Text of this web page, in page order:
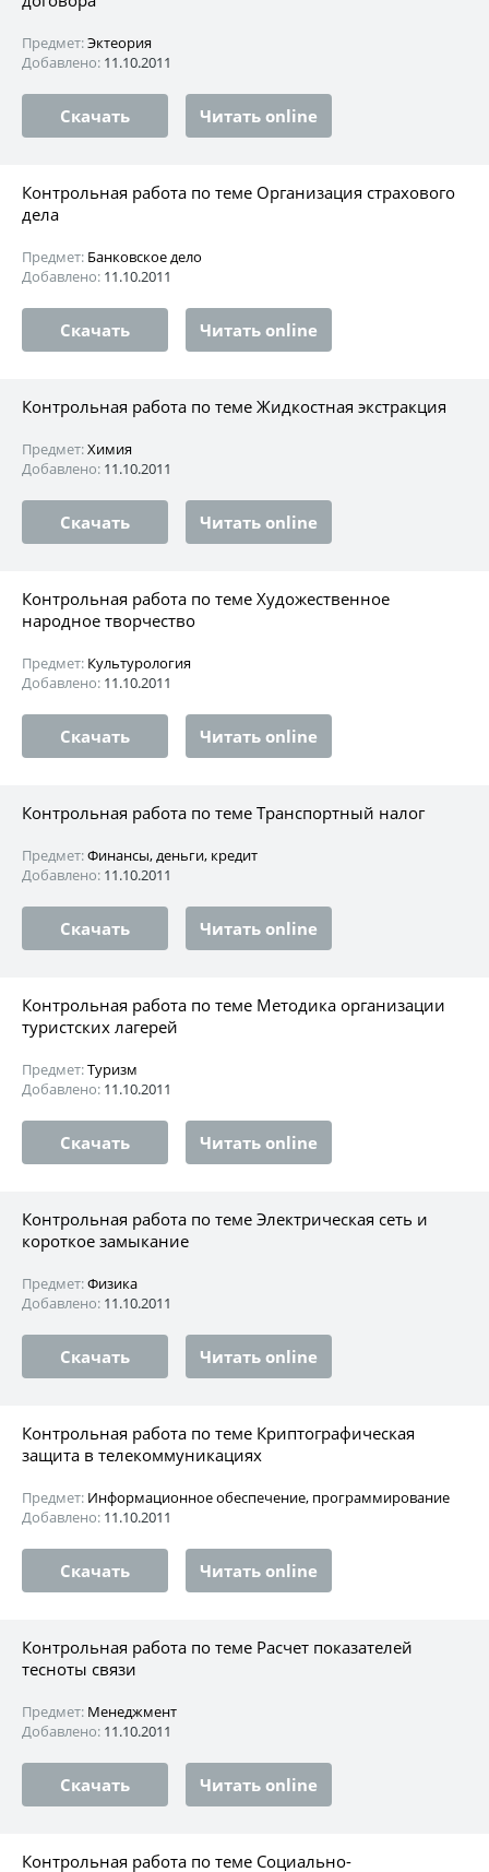
Предмет:Эктеория
Добавлено: 11.10.2011
Скачать Читать online
Контрольная работа по теме Организация страхового
дела
Предмет: Банковское дело
Добавлено: 11.10.2011
Скачать Читать online
Контрольная работа по теме Жидкостная экстракция
Предмет:Химия
Добавлено: 11.10.2011
Скачать Читать online
Контрольная работа по теме Художественное
народное творчество
Предмет: Культурология
Добавлено: 11.10.2011
Скачать Читать online
Контрольная работа по теме Транспортный налог
Предмет:Финансы, деньги, кредит
Добавлено: 11.10.2011
Скачать Читать online
Контрольная работа по теме Методика организации
туристских лагерей
Предмет:Туризм
Добавлено: 11.10.2011
Скачать Читать online
Контрольная работа по теме Электрическая сеть и
короткое замыкание
Предмет:Физика
Добавлено: 11.10.2011
Скачать Читать online
Контрольная работа по теме Криптографическая
защита в телекоммуникациях
Предмет: Информационное обеспечение, программирование
Добавлено: 11.10.2011
Скачать Читать online
Контрольная работа по теме Расчет показателей
тесноты связи
Предмет: Менеджмент
Добавлено: 11.10.2011
Скачать Читать online
Контрольная работа по теме Социально-